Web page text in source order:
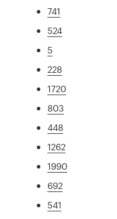
741
524
5
228
1720
803
448
1262
1990
692
541